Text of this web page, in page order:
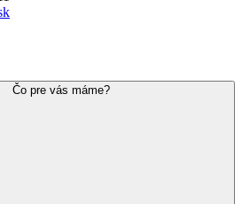
Čo pre vás máme?